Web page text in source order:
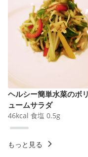
ヘルシー簡単水菜のボリ
ュームサラダ
46kcal 食塩 0.5g
もっと見る